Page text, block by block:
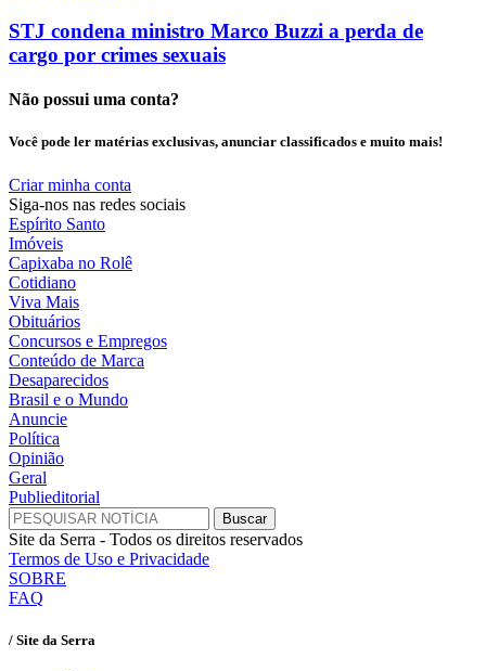
STJ condena ministro Marco Buzzi a perda de
cargo por crimes sexuais
Não possui uma conta?
Você pode ler matérias exclusivas, anunciar classificados e muito mais!
Criar minha conta
Siga-nos nas redes sociais
Espírito Santo
Imóveis
Capixaba no Rolê
Cotidiano
Viva Mais
Obituários
Concursos e Empregos
Conteúdo de Marca
Desaparecidos
Brasil e o Mundo
Anuncie
Política
Opinião
Geral
Publieditorial
Site da Serra - Todos os direitos reservados
Termos de Uso e Privacidade
SOBRE
FAQ
/ Site da Serra